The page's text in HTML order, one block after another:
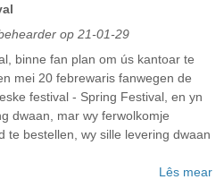
op 21-01-29
binne fan plan om ús kantoar te
mei 20 febrewaris fanwegen de
festival - Spring Festival, en yn
dwaan, mar wy ferwolkomje
te bestellen, wy sille levering dwaan
Lês mear